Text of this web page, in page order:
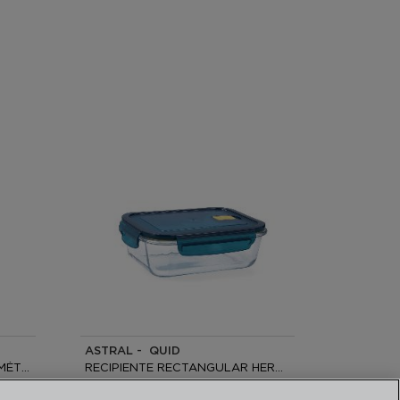
ASTRAL - QUID
21x16x7CM - 104CL